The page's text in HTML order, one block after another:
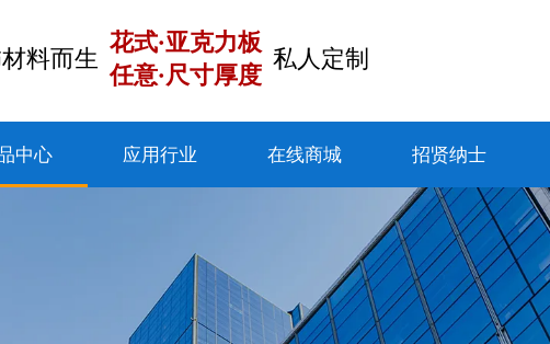
料而生
花式·亚克力板
任意·尺寸厚度
私人定制
中心 应用行业 在线商城 招贤纳士